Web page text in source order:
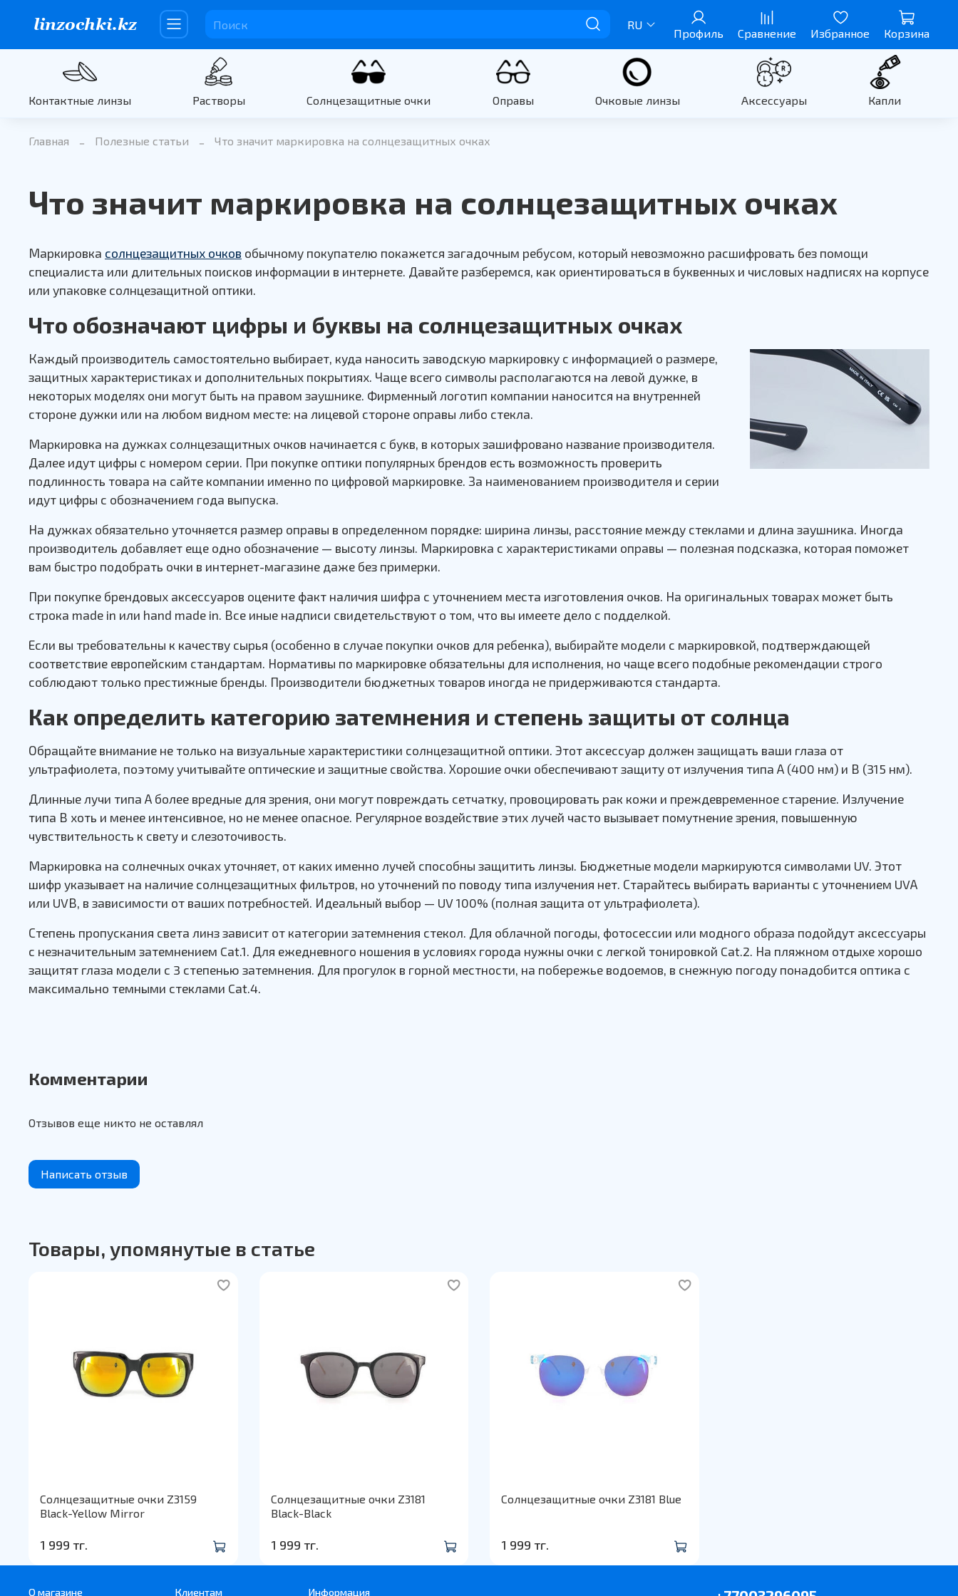
RU
Профиль Сравнение Избранное Корзина
Контактные линзы Растворы Солнцезащитные очки Оправы Очковые линзы Аксессуары Капли
Главная Полезные статьи Что значит маркировка на солнцезащитных очках
Что значит маркировка на солнцезащитных очках
Маркировка солнцезащитных очков обычному покупателю покажется загадочным ребусом, который невозможно расшифровать без помощи
специалиста или длительных поисков информации в интернете. Давайте разберемся, как ориентироваться в буквенных и числовых надписях на корпусе
или упаковке солнцезащитной оптики.
Что обозначают цифры и буквы на солнцезащитных очках
Каждый производитель самостоятельно выбирает, куда наносить заводскую маркировку с информацией о размере,
защитных характеристиках и дополнительных покрытиях. Чаще всего символы располагаются на левой дужке, в
некоторых моделях они могут быть на правом заушнике. Фирменный логотип компании наносится на внутренней
стороне дужки или на любом видном месте: на лицевой стороне оправы либо стекла.
Маркировка на дужках солнцезащитных очков начинается с букв, в которых зашифровано название производителя.
Далее идут цифры с номером серии. При покупке оптики популярных брендов есть возможность проверить
подлинность товара на сайте компании именно по цифровой маркировке. За наименованием производителя и серии
идут цифры с обозначением года выпуска.
На дужках обязательно уточняется размер оправы в определенном порядке: ширина линзы, расстояние между стеклами и длина заушника. Иногда
производитель добавляет еще одно обозначение — высоту линзы. Маркировка с характеристиками оправы — полезная подсказка, которая поможет
вам быстро подобрать очки в интернет-магазине даже без примерки.
При покупке брендовых аксессуаров оцените факт наличия шифра с уточнением места изготовления очков. На оригинальных товарах может быть
строка made in или hand made in. Все иные надписи свидетельствуют о том, что вы имеете дело с подделкой.
Если вы требовательны к качеству сырья (особенно в случае покупки очков для ребенка), выбирайте модели с маркировкой, подтверждающей
соответствие европейским стандартам. Нормативы по маркировке обязательны для исполнения, но чаще всего подобные рекомендации строго
соблюдают только престижные бренды. Производители бюджетных товаров иногда не придерживаются стандарта.
Как определить категорию затемнения и степень защиты от солнца
Обращайте внимание не только на визуальные характеристики солнцезащитной оптики. Этот аксессуар должен защищать ваши глаза от
ультрафиолета, поэтому учитывайте оптические и защитные свойства. Хорошие очки обеспечивают защиту от излучения типа А (400 нм) и В (315 нм).
Длинные лучи типа А более вредные для зрения, они могут повреждать сетчатку, провоцировать рак кожи и преждевременное старение. Излучение
типа В хоть и менее интенсивное, но не менее опасное. Регулярное воздействие этих лучей часто вызывает помутнение зрения, повышенную
чувствительность к свету и слезоточивость.
Маркировка на солнечных очках уточняет, от каких именно лучей способны защитить линзы. Бюджетные модели маркируются символами UV. Этот
шифр указывает на наличие солнцезащитных фильтров, но уточнений по поводу типа излучения нет. Старайтесь выбирать варианты с уточнением UVА
или UVВ, в зависимости от ваших потребностей. Идеальный выбор — UV 100% (полная защита от ультрафиолета).
Степень пропускания света линз зависит от категории затемнения стекол. Для облачной погоды, фотосессии или модного образа подойдут аксессуары
с незначительным затемнением Cat.1. Для ежедневного ношения в условиях города нужны очки с легкой тонировкой Cat.2. На пляжном отдыхе хорошо
защитят глаза модели с 3 степенью затемнения. Для прогулок в горной местности, на побережье водоемов, в снежную погоду понадобится оптика с
максимально темными стеклами Cat.4.
Комментарии
Отзывов еще никто не оставлял
Написать отзыв
Товары, упомянутые в статье
Солнцезащитные очки Z3159
Black-Yellow Mirror
1 999 тг.
Солнцезащитные очки Z3181
Black-Black
1 999 тг.
Солнцезащитные очки Z3181 Blue
1 999 тг.
О магазине Клиентам Информация